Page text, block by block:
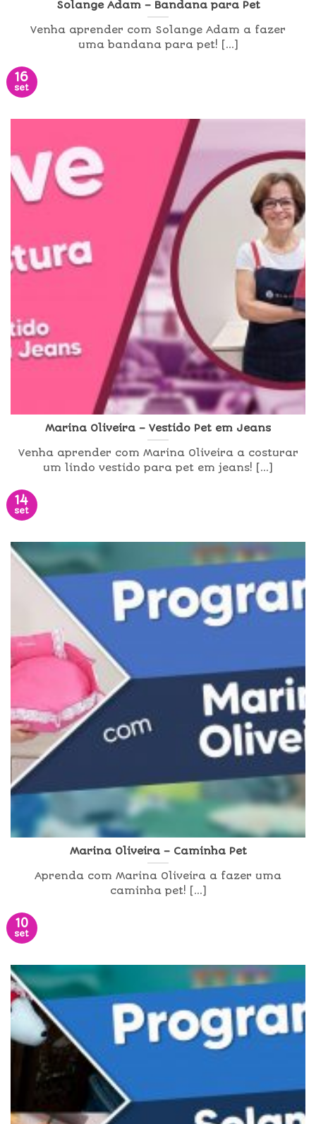
Solange Adam – Bandana para Pet
Venha aprender com Solange Adam a fazer
uma bandana para pet! [...]
16
set
Marina Oliveira – Vestido Pet em Jeans
Venha aprender com Marina Oliveira a costurar
um lindo vestido para pet em jeans! [...]
14
set
Marina Oliveira – Caminha Pet
Aprenda com Marina Oliveira a fazer uma
caminha pet! [...]
10
set